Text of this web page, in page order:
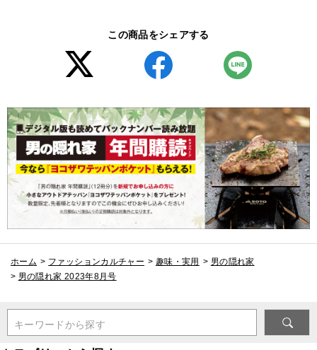
この商品をシェアする
ホーム > ファッションカルチャー > 趣味・実用 > 男の隠れ家
> 男の隠れ家 2023年8月号
キーワードから探す